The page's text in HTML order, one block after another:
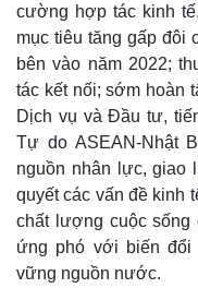
cường hợp tác kinh
mục tiêu tăng gấp đôi
bên vào năm 2022;
tác kết nối; sớm hoàn
Dịch vụ và Đầu tư,
Tự do ASEAN-Nhật
nguồn nhân lực, giao
quyết các vấn đề kinh
chất lượng cuộc
ứng phó với biến đổi
vững nguồn nước.